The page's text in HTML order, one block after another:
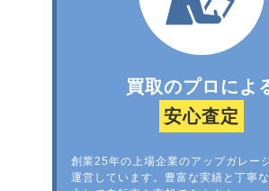
買取のプロによ
安心査定
創業25年の上場企業のアップガレー
運営しています。豊富な実績と丁寧